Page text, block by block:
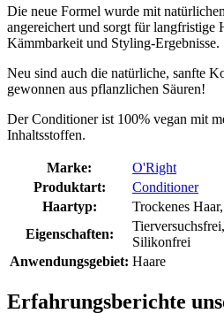
Die neue Formel wurde mit
angereichert und sorgt für langfristige
Kämmbarkeit und Styling-Ergebnisse.
Neu sind auch die natürliche, sanfte
gewonnen aus pflanzlichen Säuren!
Der Conditioner ist 100% vegan mit
Inhaltsstoffen.
Marke:
O'Right
Produktart:
Conditioner
Haartyp:
Trockenes
Eigenschaften:
Silikonfrei
Anwendungsgebiet: Haare
Erfahrungsberichte